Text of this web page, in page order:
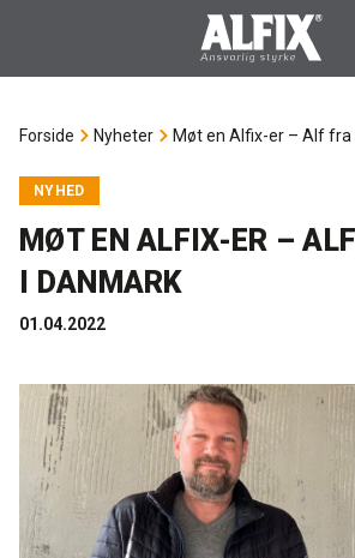
Støpemasse ”Mix”
Sparkelmasse "Mix"
Våtromsmembraner
Flislim "Fix"
Binder / Primer
Fugemasse
VEILEDNINGER
FORBRUKSKALKULATOR
OM ALFIX
Om Alfix
Bærekraftighet
Referenser
NYHETER
KONTAKT
Ansatte
Forside Nyheter Møt en Alfix-er – Alf fra
NYHED
MØT EN ALFIX-ER –
I DANMARK
01.04.2022